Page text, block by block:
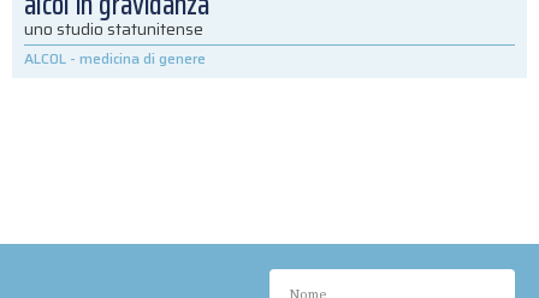
uno studio statunitense
ALCOL - medicina di genere